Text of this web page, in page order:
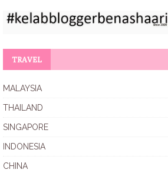
TRAVEL
MALAYSIA
THAILAND
SINGAPORE
INDONESIA
CHINA